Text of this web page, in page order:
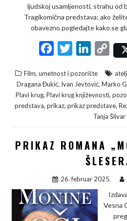
ljudskoj usamljenosti, strahu od
Tragikomična predstava; ako
obavezno pogledajte kako se
c
e
b
i
t
t
n
k
e
d
n
C
p
y
L
i
k
Film, umetnost i pozorište
Dragana Đukić, Ivan Jevtović, Marko
Plavi krug, Plavi krug književnosti,
predstava, prikaz, prikaz predstave,
Tanja Šlivar
PRIKAZ ROMANA
26. februar 2025.
Vesna